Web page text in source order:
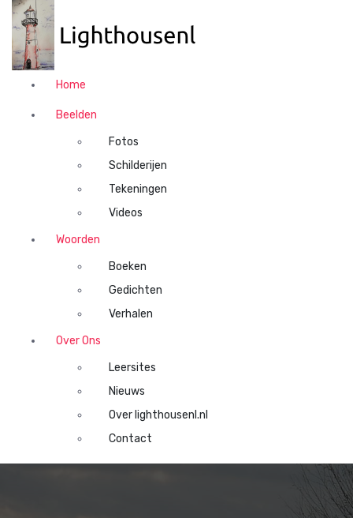
Home
Beelden
Fotos
Schilderijen
Tekeningen
Videos
Woorden
Boeken
Gedichten
Verhalen
Over Ons
Leersites
Nieuws
Over lighthousenl.nl
Contact